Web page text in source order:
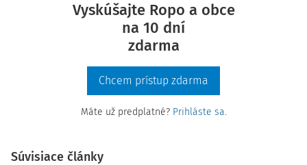
Vyskúšajte Ropo a obce
na 10 dní
zdarma
Chcem prístup zdarma
Máte už predplatné? Prihláste sa.
Súvisiace články